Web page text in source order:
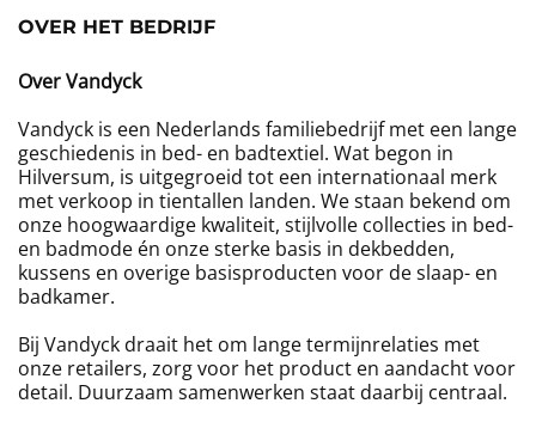
OVER HET BEDRIJF
Over Vandyck
Vandyck is een Nederlands familiebedrijf met een lange
geschiedenis in bed- en badtextiel. Wat begon in
Hilversum, is uitgegroeid tot een internationaal merk
met verkoop in tientallen landen. We staan bekend om
onze hoogwaardige kwaliteit, stijlvolle collecties in bed-
en badmode én onze sterke basis in dekbedden,
kussens en overige basisproducten voor de slaap- en
badkamer.
Bij Vandyck draait het om lange termijnrelaties met
onze retailers, zorg voor het product en aandacht voor
detail. Duurzaam samenwerken staat daarbij centraal.